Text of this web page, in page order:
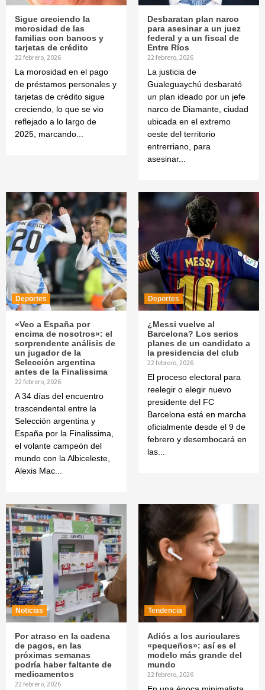
Sigue creciendo la
morosidad de las
familias con bancos y
tarjetas de crédito
22 febrero, 2026
La morosidad en el pago
de préstamos personales y
tarjetas de crédito sigue
creciendo, lo que se vio
reflejado a lo largo de
2025, marcando...
Desbaratan plan narco
para asesinar a un juez
federal y a un fiscal de
Entre Ríos
22 febrero, 2026
La justicia de
Gualeguaychú desbarató
un plan ideado por un jefe
narco de Diamante, ciudad
ubicada en el extremo
oeste del territorio
entrerriano, para
asesinar...
Deportes
«Veo a España por
encima de nosotros»: el
sorprendente análisis de
un jugador de la
Selección argentina
antes de la Finalissima
22 febrero, 2026
A 34 días del encuentro
trascendental entre la
Selección argentina y
España por la Finalissima,
el volante campeón del
mundo con la Albiceleste,
Alexis Mac...
Deportes
¿Messi vuelve al
Barcelona? Los serios
planes de un candidato a
la presidencia del club
22 febrero, 2026
El proceso electoral para
reelegir o elegir nuevo
presidente del FC
Barcelona está en marcha
oficialmente desde el 9 de
febrero y desembocará en
las...
Noticias
Por atraso en la cadena
de pagos, en las
próximas semanas
podría haber faltante de
medicamentos
22 febrero, 2026
Tendencia
Adiós a los auriculares
«pequeños»: así es el
modelo más grande del
mundo
22 febrero, 2026